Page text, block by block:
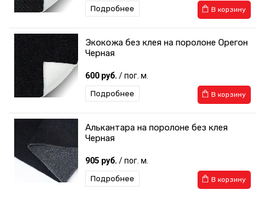
В корзину
Подробнее
Экокожа без клея на поролоне Орегон
Черная
600 руб. / пог. м.
В корзину
Подробнее
Алькантара на поролоне без клея
Черная
905 руб. / пог. м.
В корзину
Подробнее